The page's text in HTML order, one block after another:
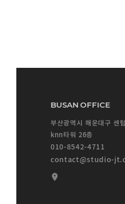
BUSAN OFFICE
부산광역시 해운대구 센
knn타워 26층
010-8542-4711
contact@studio-